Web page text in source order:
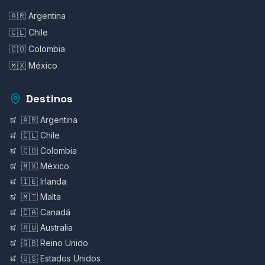
🇦🇷 Argentina
🇨🇱 Chile
🇨🇴 Colombia
🇲🇽 México
Destinos
🇦🇷 Argentina
🇨🇱 Chile
🇨🇴 Colombia
🇲🇽 México
🇮🇪 Irlanda
🇲🇹 Malta
🇨🇦 Canadá
🇦🇺 Australia
🇬🇧 Reino Unido
🇺🇸 Estados Unidos